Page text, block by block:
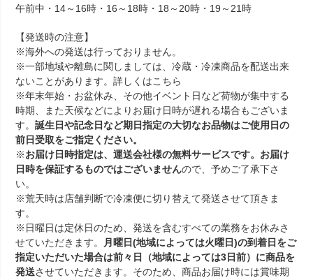
午前中・14～16時・16～18時・18～20時・19～21時
【発送時の注意】
※海外への発送は行っておりません。
※一部地域や離島に関しましては、冷蔵・冷凍商品を配送出来
ないことがあります。詳しくはこちら
※年末年始・お盆休み、その他イベント日など荷物が集中する
時期、また天候などによりお届け日時が遅れる場合もございま
す。誕生日や記念日など期日指定の大切なお品物はご使用日の
前日受取をご指定ください。
※お届け日時指定は、運送会社様の無料サービスです。お届け
日時を保証するものではございませんので、予めご了承下さ
い。
※荒天時は店舗判断で冷凍便に切り替えて発送させて頂きま
す。
※日曜日は定休日のため、発送を含むすべての業務をお休みさ
せていただきます。
月曜日(地域によっては火曜日)の到着日をご
指定いただいた場合は前々日（地域によっては3日前）に商品を
発送させていただきます。そのため、商品お届け時には賞味期